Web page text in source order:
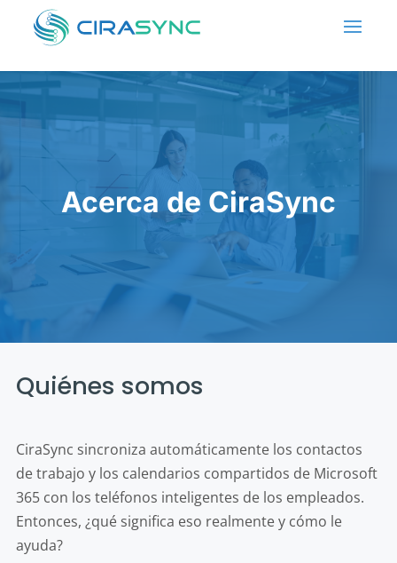
Acerca de CiraSync
Quiénes somos
CiraSync sincroniza automáticamente los contactos
de trabajo y los calendarios compartidos de Microsoft
365 con los teléfonos inteligentes de los empleados.
Entonces, ¿qué significa eso realmente y cómo le
ayuda?